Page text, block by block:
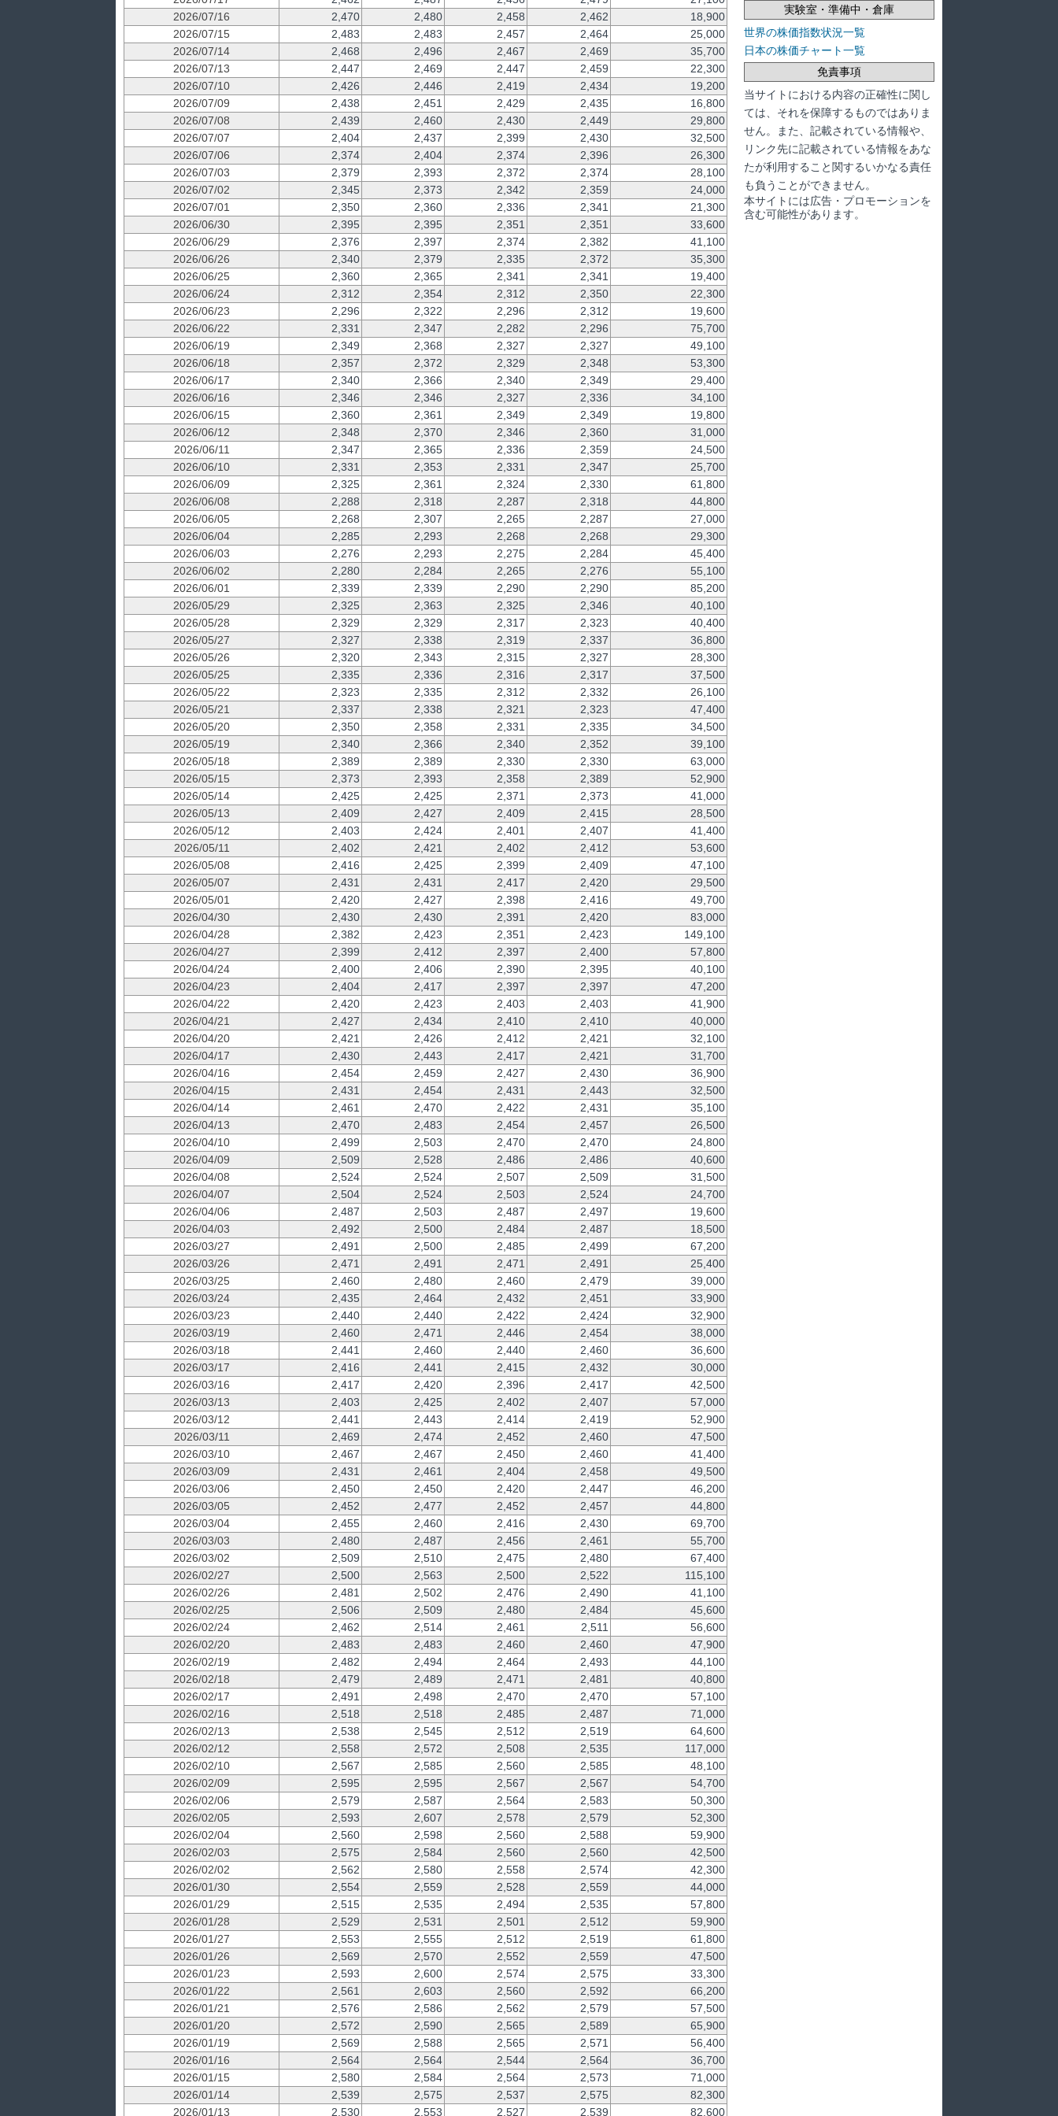
2026/07/16
2,470 2,480 2,458 2,462
18,900
2026/07/15
2,483 2,483 2,457 2,464
25,000
2026/07/14
2,468 2,496 2,467 2,469
35,700
2026/07/13
2,447 2,469 2,447 2,459
22,300
2026/07/10
2,426 2,446 2,419 2,434
19,200
2026/07/09
2,438 2,451 2,429 2,435
16,800
2026/07/08
2,439 2,460 2,430 2,449
29,800
2026/07/07
2,404 2,437 2,399 2,430
32,500
2026/07/06
2,374 2,404 2,374 2,396
26,300
2026/07/03
2,379 2,393 2,372 2,374
28,100
2026/07/02
2,345 2,373 2,342 2,359
24,000
2026/07/01
2,350 2,360 2,336 2,341
21,300
2026/06/30
2,395 2,395 2,351 2,351
33,600
2026/06/29
2,376 2,397 2,374 2,382
41,100
2026/06/26
2,340 2,379 2,335 2,372
35,300
2026/06/25
2,360 2,365 2,341 2,341
19,400
2026/06/24
2,312 2,354 2,312 2,350
22,300
2026/06/23
2,296 2,322 2,296 2,312
19,600
2026/06/22
2,331 2,347 2,282 2,296
75,700
2026/06/19
2,349 2,368 2,327 2,327
49,100
2026/06/18
2,357 2,372 2,329 2,348
53,300
2026/06/17
2,340 2,366 2,340 2,349
29,400
2026/06/16
2,346 2,346 2,327 2,336
34,100
2026/06/15
2,360 2,361 2,349 2,349
19,800
2026/06/12
2,348 2,370 2,346 2,360
31,000
2026/06/11
2,347 2,365 2,336 2,359
24,500
2026/06/10
2,331 2,353 2,331 2,347
25,700
2026/06/09
2,325 2,361 2,324 2,330
61,800
2026/06/08
2,288 2,318 2,287 2,318
44,800
2026/06/05
2,268 2,307 2,265 2,287
27,000
2026/06/04
2,285 2,293 2,268 2,268
29,300
2026/06/03
2,276 2,293 2,275 2,284
45,400
2026/06/02
2,280 2,284 2,265 2,276
55,100
2026/06/01
2,339 2,339 2,290 2,290
85,200
2026/05/29
2,325 2,363 2,325 2,346
40,100
2026/05/28
2,329 2,329 2,317 2,323
40,400
2026/05/27
2,327 2,338 2,319 2,337
36,800
2026/05/26
2,320 2,343 2,315 2,327
28,300
2026/05/25
2,335 2,336 2,316 2,317
37,500
2026/05/22
2,323 2,335 2,312 2,332
26,100
2026/05/21
2,337 2,338 2,321 2,323
47,400
2026/05/20
2,350 2,358 2,331 2,335
34,500
2026/05/19
2,340 2,366 2,340 2,352
39,100
2026/05/18
2,389 2,389 2,330 2,330
63,000
2026/05/15
2,373 2,393 2,358 2,389
52,900
2026/05/14
2,425 2,425 2,371 2,373
41,000
2026/05/13
2,409 2,427 2,409 2,415
28,500
2026/05/12
2,403 2,424 2,401 2,407
41,400
2026/05/11
2,402 2,421 2,402 2,412
53,600
2026/05/08
2,416 2,425 2,399 2,409
47,100
2026/05/07
2,431 2,431 2,417 2,420
29,500
2026/05/01
2,420 2,427 2,398 2,416
49,700
2026/04/30
2,430 2,430 2,391 2,420
83,000
2026/04/28
2,382 2,423 2,351 2,423
149,100
2026/04/27
2,399 2,412 2,397 2,400
57,800
2026/04/24
2,400 2,406 2,390 2,395
40,100
2026/04/23
2,404 2,417 2,397 2,397
47,200
2026/04/22
2,420 2,423 2,403 2,403
41,900
2026/04/21
2,427 2,434 2,410 2,410
40,000
2026/04/20
2,421 2,426 2,412 2,421
32,100
2026/04/17
2,430 2,443 2,417 2,421
31,700
2026/04/16
2,454 2,459 2,427 2,430
36,900
2026/04/15
2,431 2,454 2,431 2,443
32,500
2026/04/14
2,461 2,470 2,422 2,431
35,100
2026/04/13
2,470 2,483 2,454 2,457
26,500
2026/04/10
2,499 2,503 2,470 2,470
24,800
2026/04/09
2,509 2,528 2,486 2,486
40,600
2026/04/08
2,524 2,524 2,507 2,509
31,500
2026/04/07
2,504 2,524 2,503 2,524
24,700
2026/04/06
2,487 2,503 2,487 2,497
19,600
2026/04/03
2,492 2,500 2,484 2,487
18,500
2026/03/27
2,491 2,500 2,485 2,499
67,200
2026/03/26
2,471 2,491 2,471 2,491
25,400
2026/03/25
2,460 2,480 2,460 2,479
39,000
2026/03/24
2,435 2,464 2,432 2,451
33,900
2026/03/23
2,440 2,440 2,422 2,424
32,900
2026/03/19
2,460 2,471 2,446 2,454
38,000
2026/03/18
2,441 2,460 2,440 2,460
36,600
2026/03/17
2,416 2,441 2,415 2,432
30,000
2026/03/16
2,417 2,420 2,396 2,417
42,500
2026/03/13
2,403 2,425 2,402 2,407
57,000
2026/03/12
2,441 2,443 2,414 2,419
52,900
2026/03/11
2,469 2,474 2,452 2,460
47,500
2026/03/10
2,467 2,467 2,450 2,460
41,400
2026/03/09
2,431 2,461 2,404 2,458
49,500
2026/03/06
2,450 2,450 2,420 2,447
46,200
2026/03/05
2,452 2,477 2,452 2,457
44,800
2026/03/04
2,455 2,460 2,416 2,430
69,700
2026/03/03
2,480 2,487 2,456 2,461
55,700
2026/03/02
2,509 2,510 2,475 2,480
67,400
2026/02/27
2,500 2,563 2,500 2,522
115,100
2026/02/26
2,481 2,502 2,476 2,490
41,100
2026/02/25
2,506 2,509 2,480 2,484
45,600
2026/02/24
2,462 2,514 2,461 2,511
56,600
2026/02/20
2,483 2,483 2,460 2,460
47,900
2026/02/19
2,482 2,494 2,464 2,493
44,100
2026/02/18
2,479 2,489 2,471 2,481
40,800
2026/02/17
2,491 2,498 2,470 2,470
57,100
2026/02/16
2,518 2,518 2,485 2,487
71,000
2026/02/13
2,538 2,545 2,512 2,519
64,600
2026/02/12
2,558 2,572 2,508 2,535
117,000
2026/02/10
2,567 2,585 2,560 2,585
48,100
2026/02/09
2,595 2,595 2,567 2,567
54,700
2026/02/06
2,579 2,587 2,564 2,583
50,300
2026/02/05
2,593 2,607 2,578 2,579
52,300
2026/02/04
2,560 2,598 2,560 2,588
59,900
2026/02/03
2,575 2,584 2,560 2,560
42,500
2026/02/02
2,562 2,580 2,558 2,574
42,300
2026/01/30
2,554 2,559 2,528 2,559
44,000
2026/01/29
2,515 2,535 2,494 2,535
57,800
2026/01/28
2,529 2,531 2,501 2,512
59,900
2026/01/27
2,553 2,555 2,512 2,519
61,800
2026/01/26
2,569 2,570 2,552 2,559
47,500
2026/01/23
2,593 2,600 2,574 2,575
33,300
2026/01/22
2,561 2,603 2,560 2,592
66,200
2026/01/21
2,576 2,586 2,562 2,579
57,500
2026/01/20
2,572 2,590 2,565 2,589
65,900
2026/01/19
2,569 2,588 2,565 2,571
56,400
2026/01/16
2,564 2,564 2,544 2,564
36,700
2026/01/15
2,580 2,584 2,564 2,573
71,000
2026/01/14
2,539 2,575 2,537 2,575
82,300
2026/01/13
2,530 2,553 2,527 2,539 82,600
実験室・準備中・倉庫
世界の株価指数状況一覧
日本の株価チャート一覧
免責事項
当サイトにおける内容の正確性に関し
ては、それを保障するものではありま
せん。また、記載されている情報や、
リンク先に記載されている情報をあな
たが利用すること関するいかなる責任
も負うことができません。
本サイトには広告・プロモーションを
含む可能性があります。